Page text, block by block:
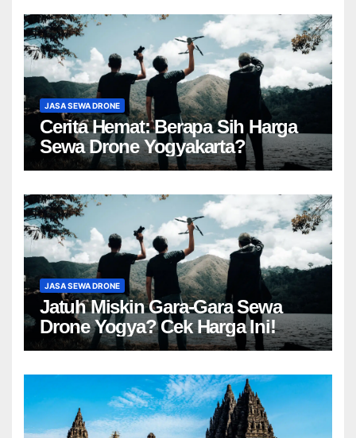
JASA SEWA DRONE
Cerita Hemat: Berapa Sih Harga
Sewa Drone Yogyakarta?
JASA SEWA DRONE
Jatuh Miskin Gara-Gara Sewa
Drone Yogya? Cek Harga Ini!